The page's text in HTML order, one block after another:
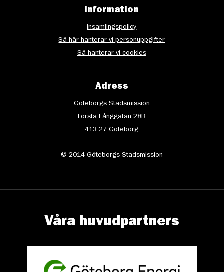
Information
Insamlingspolicy
Så här hanterar vi personuppgifter
Så hanterar vi cookies
Adress
Göteborgs Stadsmission
Första Långgatan 28B
413 27 Göteborg
© 2014 Göteborgs Stadsmission
Våra huvudpartners